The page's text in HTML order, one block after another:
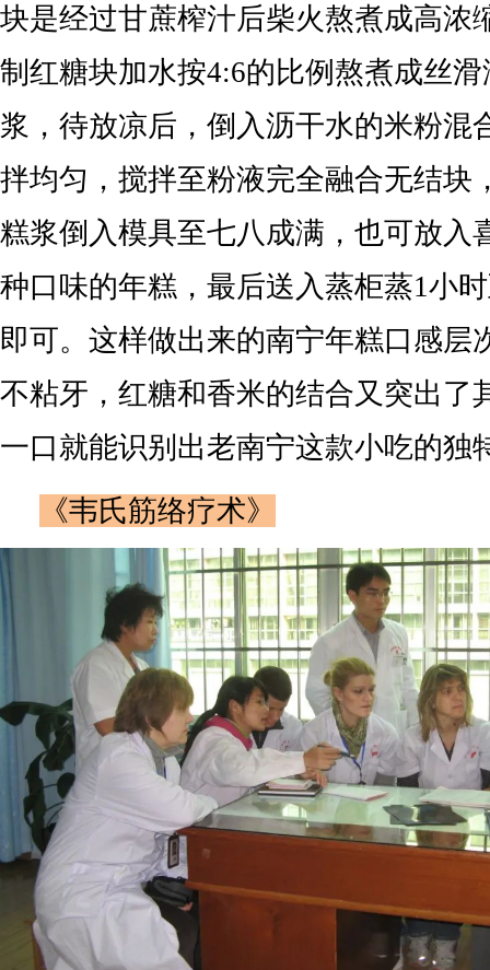
块是经过甘蔗榨汁后柴火熬煮成高浓
制红糖块加水按4:6的比例熬煮成丝
浆，待放凉后，倒入沥干水的米粉混
拌均匀，搅拌至粉液完全融合无结块
糕浆倒入模具至七八成满，也可放入
种口味的年糕，最后送入蒸柜蒸1小
即可。这样做出来的南宁年糕口感层
不粘牙，红糖和香米的结合又突出了
一口就能识别出老南宁这款小吃的独
《韦氏筋络疗术》